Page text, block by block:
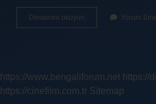
Devamını okuyun
Çalıştıktan
Yorum
https://www.bengaliforum.net https://
https://cinefilm.com.tr Sitemap